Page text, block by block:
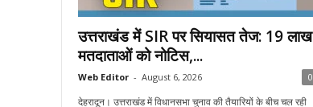
उत्तराखंड में SIR पर सियासत तेज: 19 लाख
मतदाताओं को नोटिस,...
Web Editor - August 6, 2026 0
देहरादून। उत्तराखंड में विधानसभा चुनाव की तैयारियों के बीच चल रही